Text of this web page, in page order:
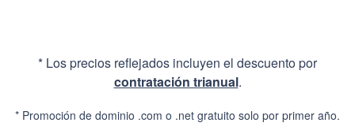
* Los precios reflejados incluyen el descuento por
contratación trianual.
* Promoción de dominio .com o .net gratuito solo por primer año.